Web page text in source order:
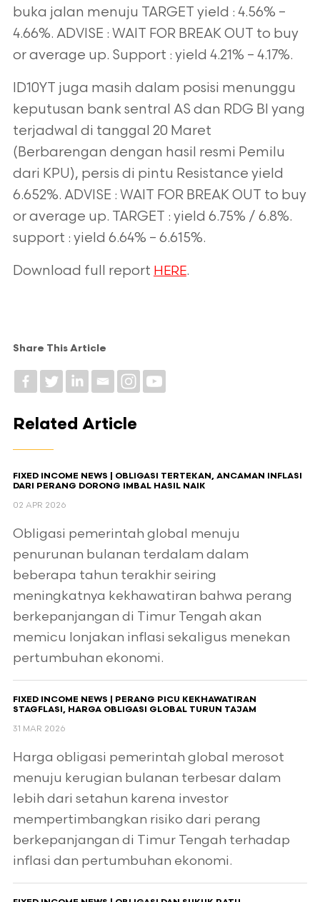
buka jalan menuju TARGET yield : 4.56% –
4.66%. ADVISE : WAIT FOR BREAK OUT to buy
or average up. Support : yield 4.21% – 4.17%.
ID10YT juga masih dalam posisi menunggu
keputusan bank sentral AS dan RDG BI yang
terjadwal di tanggal 20 Maret
(Berbarengan dengan hasil resmi Pemilu
dari KPU), persis di pintu Resistance yield
6.652%. ADVISE : WAIT FOR BREAK OUT to buy
or average up. TARGET : yield 6.75% / 6.8%.
support : yield 6.64% – 6.615%.
Download full report HERE.
Share This Article
Related Article
FIXED INCOME NEWS | OBLIGASI TERTEKAN, ANCAMAN INFLASI
DARI PERANG DORONG IMBAL HASIL NAIK
02 APR 2026
Obligasi pemerintah global menuju
penurunan bulanan terdalam dalam
beberapa tahun terakhir seiring
meningkatnya kekhawatiran bahwa perang
berkepanjangan di Timur Tengah akan
memicu lonjakan inflasi sekaligus menekan
pertumbuhan ekonomi.
FIXED INCOME NEWS | PERANG PICU KEKHAWATIRAN
STAGFLASI, HARGA OBLIGASI GLOBAL TURUN TAJAM
31 MAR 2026
Harga obligasi pemerintah global merosot
menuju kerugian bulanan terbesar dalam
lebih dari setahun karena investor
mempertimbangkan risiko dari perang
berkepanjangan di Timur Tengah terhadap
inflasi dan pertumbuhan ekonomi.